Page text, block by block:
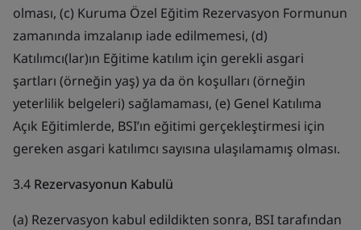
olması, (c) Kuruma Özel Eğitim Rezervasyon Formunun
zamanında imzalanıp iade edilmemesi, (d)
Katılımcı(lar)ın Eğitime katılım için gerekli asgari
şartları (örneğin yaş) ya da ön koşulları (örneğin
yeterlilik belgeleri) sağlamaması, (e) Genel Katılıma
Açık Eğitimlerde, BSI’ın eğitimi gerçekleştirmesi için
gereken asgari katılımcı sayısına ulaşılamamış olması.
3.4 Rezervasyonun Kabulü
(a) Rezervasyon kabul edildikten sonra, BSI tarafından